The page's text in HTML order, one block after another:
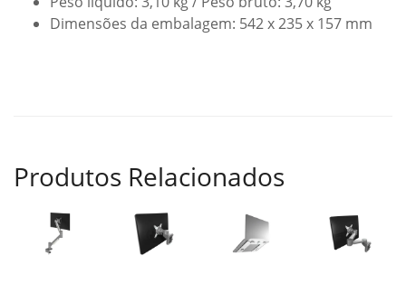
Dimensões da embalagem: 542 x 235 x 157 mm
Produtos Relacionados